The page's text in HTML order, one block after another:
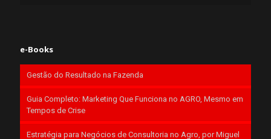
e-Books
Gestão do Resultado na Fazenda
Guia Completo: Marketing Que Funciona no AGRO, Mesmo em
Tempos de Crise
Estratégia para Negócios de Consultoria no Agro, por Miguel